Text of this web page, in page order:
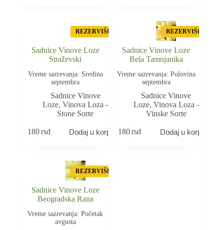
REZERVIŠI
Sadnice Vinove Loze
Straževski
Vreme sazrevanja: Sredina
septembra
Sadnice Vinove
Loze,Vinova Loza -
Stone Sorte
180rsd Dodaj u korpu
REZERVIŠI
Sadnice Vinove Loze
Bela Tamnjanika
Vreme sazrevanja: Polovina
septembra
Sadnice Vinove
Loze, Vinova Loza -
Vinske Sorte
180 rsd Dodaj u korpu
REZERVIŠI
Sadnice Vinove Loze
Beogradska Rana
Vreme sazrevanja: Početak
avgusta